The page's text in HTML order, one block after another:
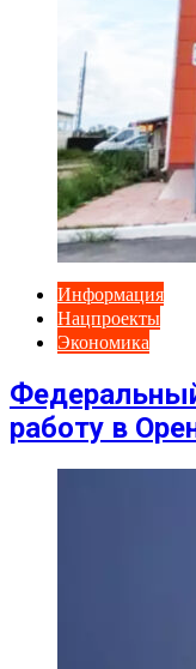
Информация
Нацпроекты
Экономика
работу в